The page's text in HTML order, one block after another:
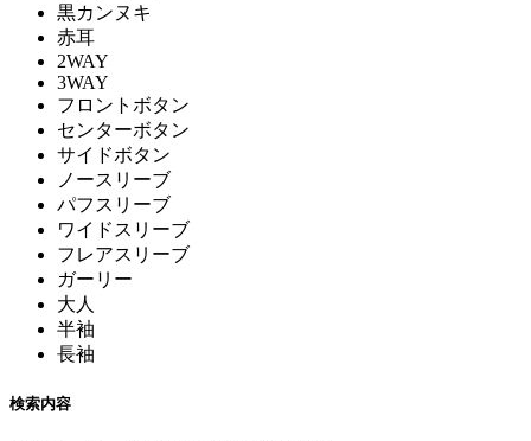
黒カンヌキ
赤耳
2WAY
3WAY
フロントボタン
センターボタン
サイドボタン
ノースリーブ
パフスリーブ
ワイドスリーブ
フレアスリーブ
ガーリー
大人
半袖
長袖
検索内容